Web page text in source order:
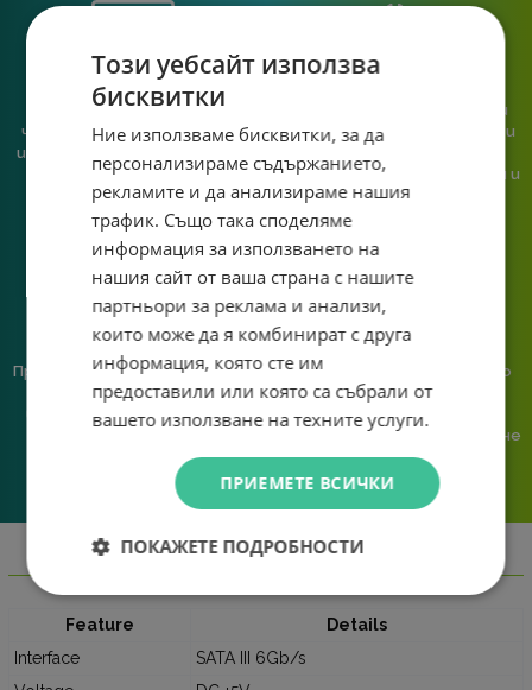
При нас говориш с реален
човек, не с чатбот, когато
имаш нужда от консултация
или справяне с проблем.
Сглобяваме, поддържаме и
обслужваме. Като магазин и
гарантираме бърза реакция и
познаване на твоята
Предлагаме различни методи
на плащане, включително
възможност за плащане с
Ние сме малък екип и точно
затова поемаме лична
отговорност за всяка
поръчка. Ако има проблем – не
го прехвърляме, а го
решаваме.
Feature
Details
Interface
SATA III 6Gb/s
Този уебсайт използва
бисквитки
Ние използваме бисквитки, за да
персонализираме съдържанието,
рекламите и да анализираме нашия
трафик. Също така споделяме
информация за използването на
нашия сайт от ваша страна с нашите
партньори за реклама и анализи,
които може да я комбинират с друга
информация, която сте им
предоставили или която са събрали от
вашето използване на техните услуги.
ПРИЕМЕТЕ ВСИЧКИ
ПОКАЖЕТЕ ПОДРОБНОСТИ